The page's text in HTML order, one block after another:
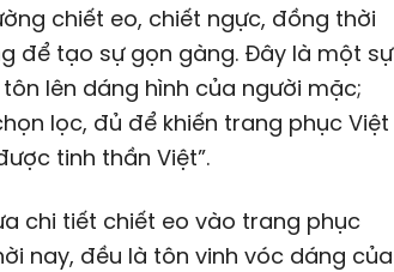
chiết eo, chiết ngực, đồng thời
để tạo sự gọn gàng. Đây là một sự
lên dáng hình của người mặc;
lọc, đủ để khiến trang phục Việt
tinh thần Việt”.
chi tiết chiết eo vào trang phục
nay, đều là tôn vinh vóc dáng của